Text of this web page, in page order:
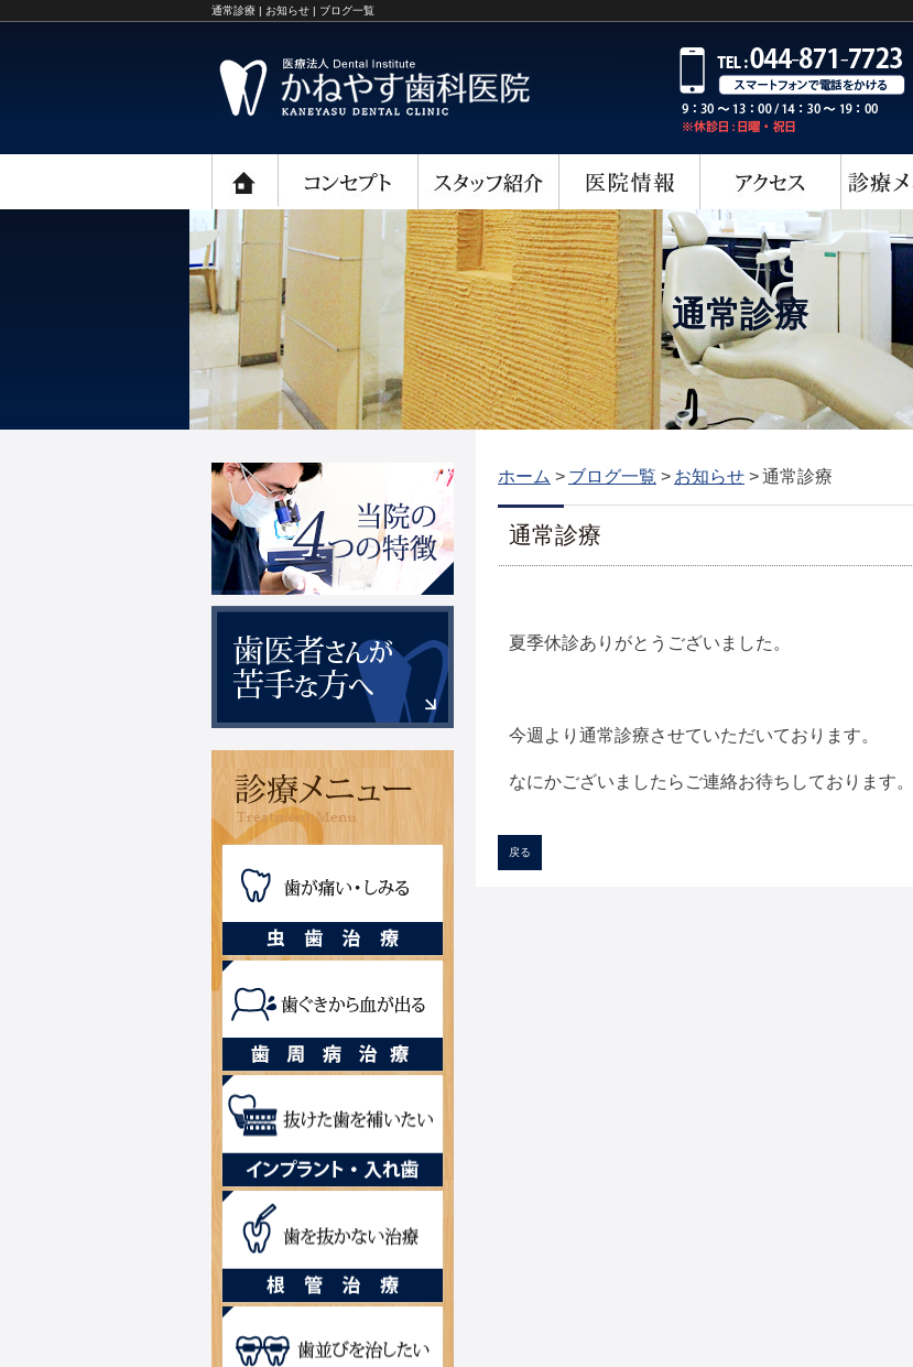
通常診療 | お知らせ | ブログ一覧
通常診療
ホーム > ブログ一覧 > お知らせ >通常診療
通常診療
夏季休診ありがとうございました。
今週より通常診療させていただいております。
なにかございましたらご連絡お待ちしております。
戻る